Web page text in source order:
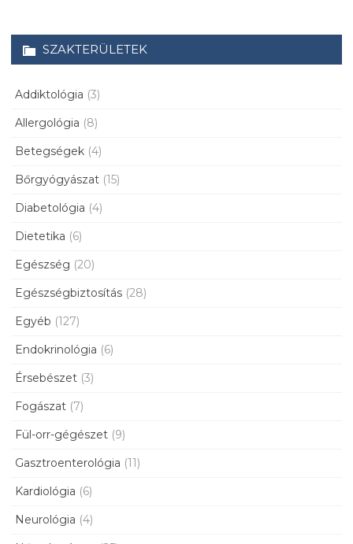
SZAKTERÜLETEK
Addiktológia (3)
Allergológia (8)
Betegségek (4)
Bőrgyógyászat (15)
Diabetológia (4)
Dietetika (6)
Egészség (20)
Egészségbiztosítás (28)
Egyéb (127)
Endokrinológia (6)
Érsebészet (3)
Fogászat (7)
Fül-orr-gégészet (9)
Gasztroenterológia (11)
Kardiológia (6)
Neurológia (4)